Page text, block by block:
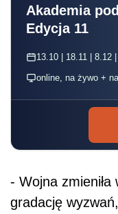
Akademia
Edycja 11
13.10 | 18.11 | 8.12
online, na żywo +
- Wojna zmieniła
gradację